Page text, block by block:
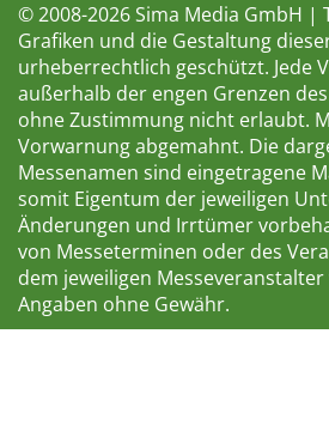
© 2008-2026 Sima Media GmbH |
Grafiken und die Gestaltung
urheberrechtlich geschützt. Jede
außerhalb der engen Grenzen
ohne Zustimmung nicht erlaubt.
Vorwarnung abgemahnt. Die
Messenamen sind eingetragene
somit Eigentum der jeweiligen
Änderungen und Irrtümer
von Messeterminen oder des
dem jeweiligen
Angaben ohne Gewähr.